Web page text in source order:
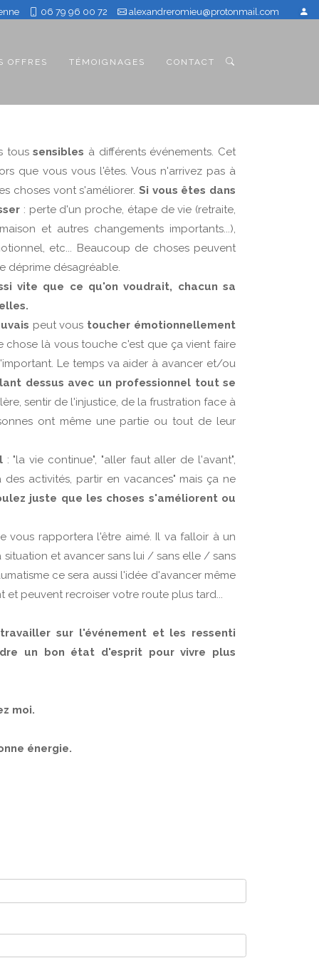
06 79 96 00 72 alexandreromieu@protonmail.com
OFFRES TÉMOIGNAGES CONTACT
toussensibles à différents événements. Cet
que vous vous l'êtes. Vous n'arrivez pas à
choses vont s'améliorer. Si vous êtes dans
: perte d'un proche, étape de vie (retraite,
et autres changements importants...),
etc... Beaucoup de choses peuvent
déprime désagréable.
vite que ce qu'on voudrait, chacun sa
peut vous toucher émotionnellement
chose là vous touche c'est que ça vient faire
Le temps va aider à avancer et/ou
dessus avec un professionnel tout se
sentir de l'injustice, de la frustration face à
ont même une partie ou tout de leur
: "la vie continue", "aller faut aller de l'avant",
des activités, partir en vacances" mais ça ne
juste que les choses s'améliorent ou
vous rapportera l'être aimé. Il va falloir à un
et avancer sans lui / sans elle / sans
ce sera aussi l'idée d'avancer même
peuvent recroiser votre route plus tard...
sur l'événement et les ressenti
un bon état d'esprit pour vivre plus
moi.
énergie.